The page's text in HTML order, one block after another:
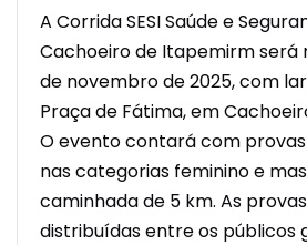
A Corrida SESISaúde e
Cachoeirode Itapemirmserá
de novembro de 2025, com
Praça de Fátima, em
O evento contará com provas
nas categorias feminino e
caminhada de 5 km. As
distribuídas entre os públicos